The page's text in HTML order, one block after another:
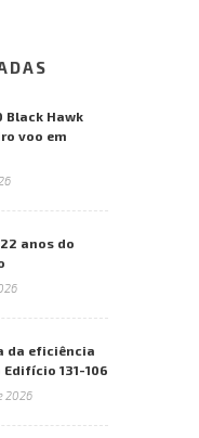
Black Hawk
voo em
anos do
da eficiência
131-106
2026